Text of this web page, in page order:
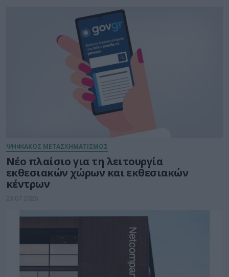
ΨΗΦΙΑΚΟΣ ΜΕΤΑΣΧΗΜΑΤΙΣΜΟΣ
Νέο πλαίσιο για τη λειτουργία
εκθεσιακών χώρων και εκθεσιακών
κέντρων
23.07.2026